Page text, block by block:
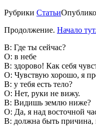
Рубрики Статьи
Продолжение. Начало тут.
В: Где ты сейчас?
О: в небе
В: здорово! Как себя
О: Чувствую хорошо, я
В: у тебя есть тело?
О: Нет, руки не вижу.
В: Видишь землю ниже?
О: Да, я над восточной
В: должна быть причина,